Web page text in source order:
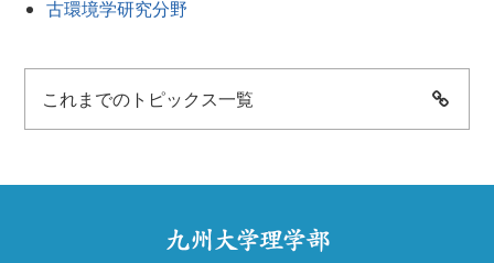
古環境学研究分野
これまでのトピックス一覧